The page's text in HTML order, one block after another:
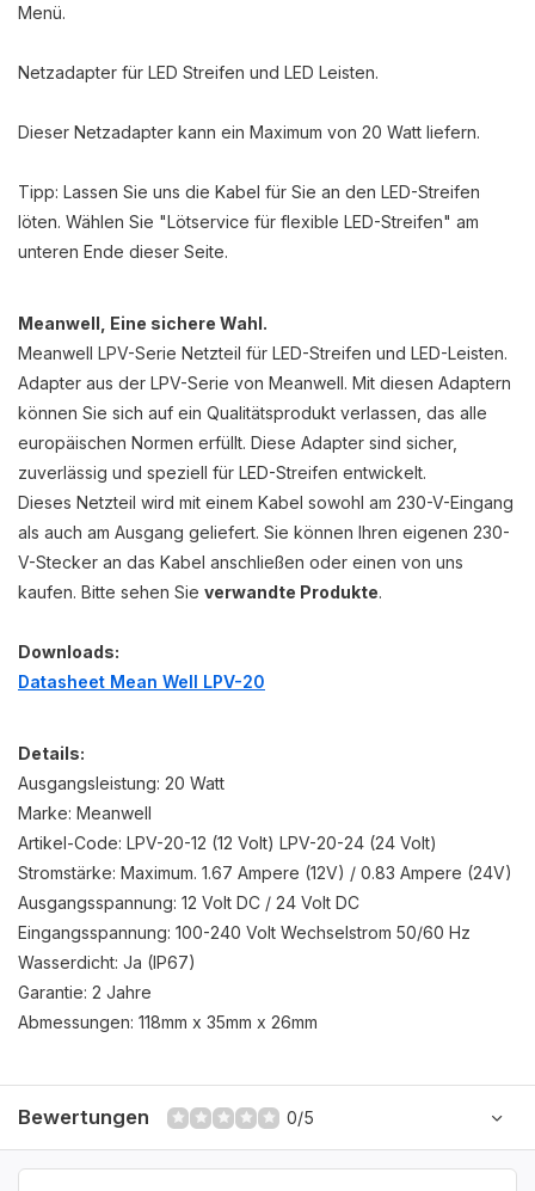
Menü.
Netzadapter für LED Streifen und LED Leisten.
Dieser Netzadapter kann ein Maximum von 20 Watt liefern.
Tipp: Lassen Sie uns die Kabel für Sie an den LED-Streifen
löten. Wählen Sie "Lötservice für flexible LED-Streifen" am
unteren Ende dieser Seite.
Meanwell, Eine sichere Wahl.
Meanwell LPV-Serie Netzteil für LED-Streifen und LED-Leisten.
Adapter aus der LPV-Serie von Meanwell. Mit diesen Adaptern
können Sie sich auf ein Qualitätsprodukt verlassen, das alle
europäischen Normen erfüllt. Diese Adapter sind sicher,
zuverlässig und speziell für LED-Streifen entwickelt.
Dieses Netzteil wird mit einem Kabel sowohl am 230-V-Eingang
als auch am Ausgang geliefert. Sie können Ihren eigenen 230-
V-Stecker an das Kabel anschließen oder einen von uns
kaufen. Bitte sehen Sie verwandte Produkte.
Downloads:
Datasheet Mean Well LPV-20
Details:
Ausgangsleistung: 20 Watt
Marke: Meanwell
Artikel-Code: LPV-20-12 (12 Volt) LPV-20-24 (24 Volt)
Stromstärke: Maximum. 1.67 Ampere (12V) / 0.83 Ampere (24V)
Ausgangsspannung: 12 Volt DC / 24 Volt DC
Eingangsspannung: 100-240 Volt Wechselstrom 50/60 Hz
Wasserdicht: Ja (IP67)
Garantie: 2 Jahre
Abmessungen: 118mm x 35mm x 26mm
Bewertungen 0/5